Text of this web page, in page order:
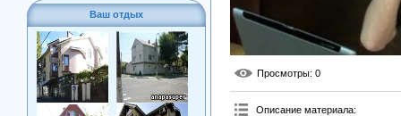
Ваш отдых
Просмотры: 0
Описание материала: